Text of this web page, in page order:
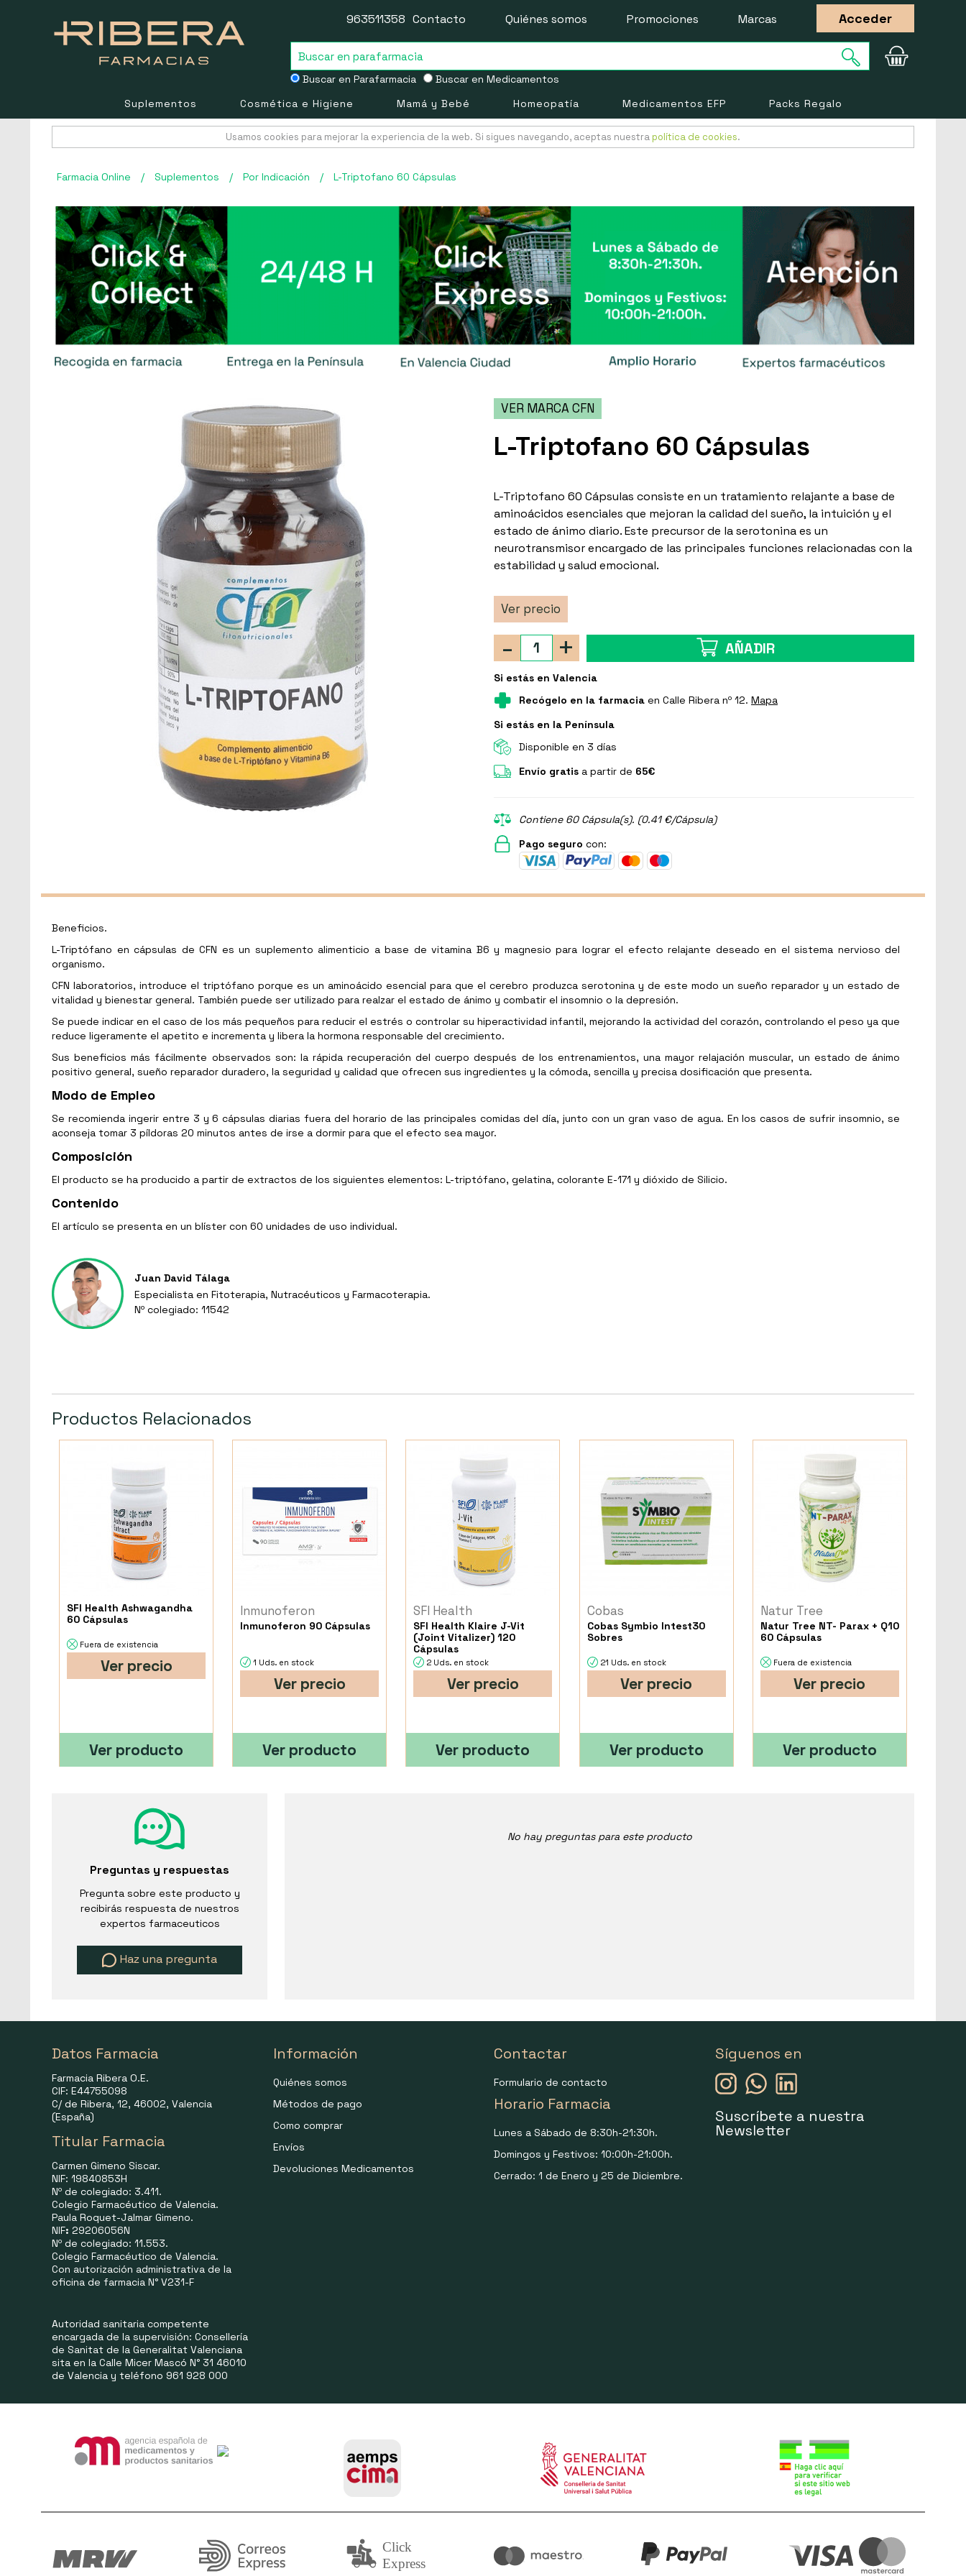
Buscar en Parafarmacia Buscar en Medicamentos
963511358 Contacto Quiénes somos Promociones Marcas Acceder
Suplementos Cosmética e Higiene Mamá y Bebé Homeopatía Medicamentos EFP Packs Regalo
Usamos cookies para mejorar la experiencia de la web. Si sigues navegando, aceptas nuestra política de cookies.
Farmacia Online / Suplementos / Por Indicación / L-Triptofano 60 Cápsulas
VER MARCA CFN
L-Triptofano 60 Cápsulas
L-Triptofano 60 Cápsulas consiste en un tratamiento relajante a base de
aminoácidos esenciales que mejoran la calidad del sueño, la intuición y el
estado de ánimo diario. Este precursor de la serotonina es un
neurotransmisor encargado de las principales funciones relacionadas con la
estabilidad y salud emocional.
Ver precio
+
- AÑADIR
Si estás en Valencia
Recógelo en la farmacia en Calle Ribera nº 12. Mapa
Si estás en la Península
Disponible en 3 días
Envío gratis a partir de 65€
Contiene 60 Cápsula(s). (0.41 €/Cápsula)
Pago seguro con:
Beneficios.
L-Triptófano en cápsulas de CFN es un suplemento alimenticio a base de vitamina B6 y magnesio para lograr el efecto relajante deseado en el sistema nervioso del
organismo.
CFN laboratorios, introduce el triptófano porque es un aminoácido esencial para que el cerebro produzca serotonina y de este modo un sueño reparador y un estado de
vitalidad y bienestar general. También puede ser utilizado para realzar el estado de ánimo y combatir el insomnio o la depresión.
Se puede indicar en el caso de los más pequeños para reducir el estrés o controlar su hiperactividad infantil, mejorando la actividad del corazón, controlando el peso ya que
reduce ligeramente el apetito e incrementa y libera la hormona responsable del crecimiento.
Sus beneficios más fácilmente observados son: la rápida recuperación del cuerpo después de los entrenamientos, una mayor relajación muscular, un estado de ánimo
positivo general, sueño reparador duradero, la seguridad y calidad que ofrecen sus ingredientes y la cómoda, sencilla y precisa dosificación que presenta.
Modo de Empleo
Se recomienda ingerir entre 3 y 6 cápsulas diarias fuera del horario de las principales comidas del día, junto con un gran vaso de agua. En los casos de sufrir insomnio, se
aconseja tomar 3 píldoras 20 minutos antes de irse a dormir para que el efecto sea mayor.
Composición
El producto se ha producido a partir de extractos de los siguientes elementos: L-triptófano, gelatina, colorante E-171 y dióxido de Silicio.
Contenido
El artículo se presenta en un blíster con 60 unidades de uso individual.
Juan David Tálaga
Especialista en Fitoterapia, Nutracéuticos y Farmacoterapia.
Nº colegiado: 11542
Productos Relacionados
SFI Health Ashwagandha
60 Cápsulas
Fuera de existencia
Ver precio
Ver producto
Inmunoferon
Inmunoferon 90 Cápsulas
1 Uds. en stock
Ver precio
Ver producto
SFI Health
SFI Health Klaire J-Vit
(Joint Vitalizer) 120
Cápsulas
2 Uds. en stock
Ver precio
Ver producto
Cobas
Cobas Symbio Intest30
Sobres
21 Uds. en stock
Ver precio
Ver producto
Natur Tree
Natur Tree NT- Parax + Q10
60 Cápsulas
Fuera de existencia
Ver precio
Ver producto
Preguntas y respuestas
Pregunta sobre este producto y
recibirás respuesta de nuestros
expertos farmaceuticos
Haz una pregunta
No hay preguntas para este producto
Datos Farmacia
Farmacia Ribera O.E.
CIF: E44755098
C/ de Ribera, 12, 46002, Valencia
(España)
Titular Farmacia
Carmen Gimeno Siscar.
NIF: 19840853H
Nº de colegiado: 3.411.
Colegio Farmacéutico de Valencia.
Paula Roquet-Jalmar Gimeno.
NIF: 29206056N
Nº de colegiado: 11.553.
Colegio Farmacéutico de Valencia.
Con autorización administrativa de la
oficina de farmacia N° V231-F
Autoridad sanitaria competente
encargada de la supervisión: Consellería
de Sanitat de la Generalitat Valenciana
sita en la Calle Micer Mascó N° 31 46010
de Valencia y teléfono 961 928 000
Información
Quiénes somos
Métodos de pago
Como comprar
Envíos
Devoluciones Medicamentos
Contactar
Formulario de contacto
Horario Farmacia
Lunes a Sábado de 8:30h-21:30h.
Domingos y Festivos: 10:00h-21:00h.
Cerrado: 1 de Enero y 25 de Diciembre.
Síguenos en
Suscríbete a nuestra
Newsletter